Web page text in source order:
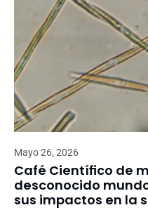
Mayo 26, 2026
Café Científico de
desconocido
sus impactos en la